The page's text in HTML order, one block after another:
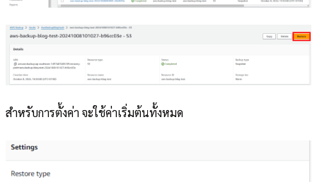
สำหรับการตั้งค่า จะใช้ค่าเริ่มต้นทั้งหมด